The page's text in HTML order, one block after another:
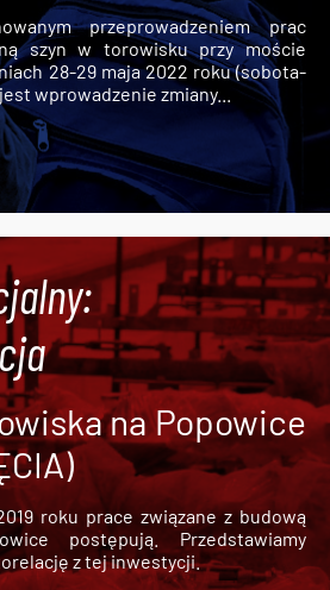
przeprowadzeniem prac
szyn w torowisku przy moście
28-29 maja 2022 roku (sobota-
wprowadzenie zmiany...
na Popowice
roku prace związane z budową
postępują. Przedstawiamy
z tej inwestycji.